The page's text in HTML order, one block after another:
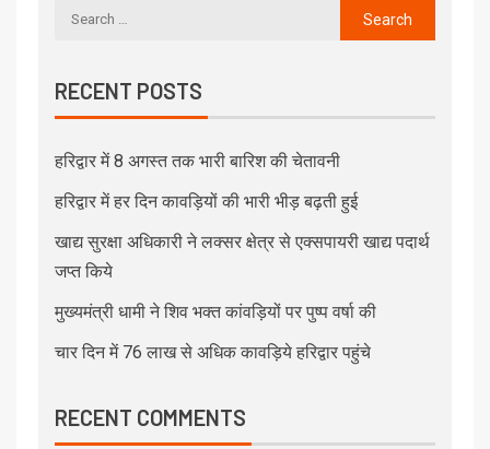
RECENT POSTS
हरिद्वार में 8 अगस्त तक भारी बारिश की चेतावनी
हरिद्वार में हर दिन कावड़ियों की भारी भीड़ बढ़ती हुई
खाद्य सुरक्षा अधिकारी ने लक्सर क्षेत्र से एक्सपायरी खाद्य पदार्थ
जप्त किये
मुख्यमंत्री धामी ने शिव भक्त कांवड़ियों पर पुष्प वर्षा की
चार दिन में 76 लाख से अधिक कावड़िये हरिद्वार पहुंचे
RECENT COMMENTS